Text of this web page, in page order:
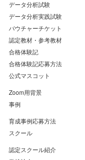
データ分析試験
データ分析実践試験
バウチャーチケット
認定教材・参考教材
合格体験記
合格体験記応募方法
公式マスコット
Zoom用背景
事例
育成事例応募方法
スクール
認定スクール紹介